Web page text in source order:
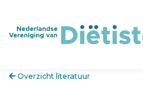
Overzicht literatuur